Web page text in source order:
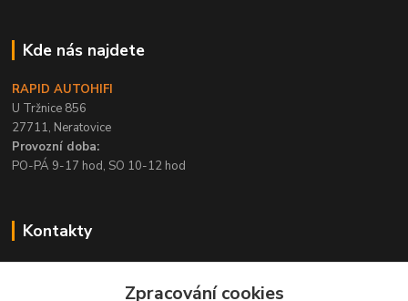
Kde nás najdete
RAPID AUTOHIFI
U Tržnice 856
27711, Neratovice
Provozní doba:
PO-PÁ 9-17 hod, SO 10-12 hod
Kontakty
PO-PÁ / 9-17 hod, SO 10-12 hodZpracování cookies